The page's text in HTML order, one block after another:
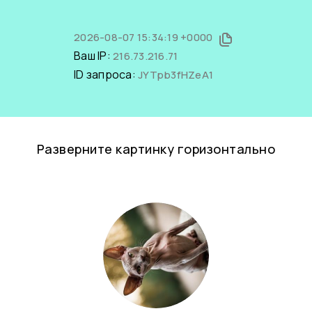
2026-08-07 15:34:19 +0000
Ваш IP: 216.73.216.71
ID запроса: JYTpb3fHZeA1
Разверните картинку горизонтально